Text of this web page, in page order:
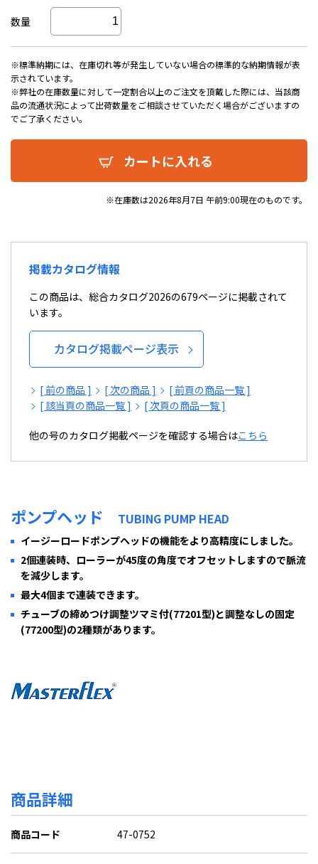
数量
※標準納期には、在庫切れ等が発生していない場合の標準的な納期情報が表
示されています。
※弊社の在庫数量に対して一定割合以上のご注文を頂戴した際には、当該商
品の流通状況によって出荷数量をご相談させていただく場合がございますの
でご了承ください。
カートに入れる
※在庫数は2026年8月7日 午前9:00現在のものです。
掲載カタログ情報
この商品は、総合カタログ2026の679ページに掲載されて
います。
カタログ掲載ページ表示
[ 前の商品 ] [ 次の商品 ]
[ 前頁の商品一覧 ]
[ 該当頁の商品一覧 ]
[ 次頁の商品一覧 ]
他の号のカタログ掲載ページを確認する場合はこちら
ポンプヘッド TUBING PUMP HEAD
イージーロードポンプヘッドの機能をより高精度にしました。
2個連装時、ローラーが45度の角度でオフセットしますので脈流
を減少します。
最大4個まで連装できます。
チューブの締めつけ調整ツマミ付(77201型)と調整なしの固定
(77200型)の2種類があります。
商品詳細
商品コード 47-0752